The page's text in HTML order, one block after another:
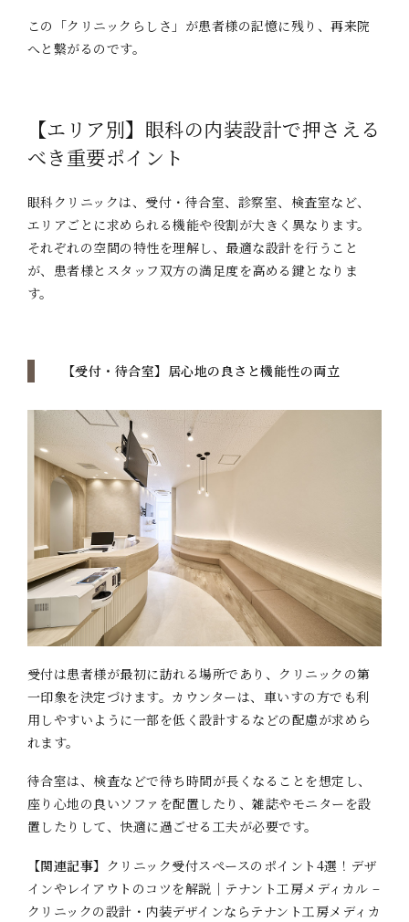
この「クリニックらしさ」が患者様の記憶に残り、再来院
へと繋がるのです。
【エリア別】眼科の内装設計で押さえる
べき重要ポイント
眼科クリニックは、受付・待合室、診察室、検査室など、
エリアごとに求められる機能や役割が大きく異なります。
それぞれの空間の特性を理解し、最適な設計を行うこと
が、患者様とスタッフ双方の満足度を高める鍵となりま
す。
【受付・待合室】居心地の良さと機能性の両立
受付は患者様が最初に訪れる場所であり、クリニックの第
一印象を決定づけます。カウンターは、車いすの方でも利
用しやすいように一部を低く設計するなどの配慮が求めら
れます。
待合室は、検査などで待ち時間が長くなることを想定し、
座り心地の良いソファを配置したり、雑誌やモニターを設
置したりして、快適に過ごせる工夫が必要です。
【関連記事】 クリニック受付スペースのポイント4選！デザ
インやレイアウトのコツを解説｜テナント工房メディカル –
クリニックの設計・内装デザインならテナント工房メディカ